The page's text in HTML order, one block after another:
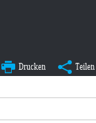
Drucken Teilen